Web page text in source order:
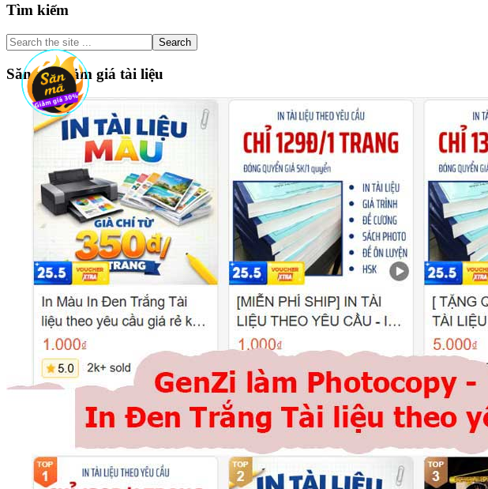
Primary
Sidebar
Tìm kiếm
Search
the
site
...
Săn mã giảm giá tài liệu